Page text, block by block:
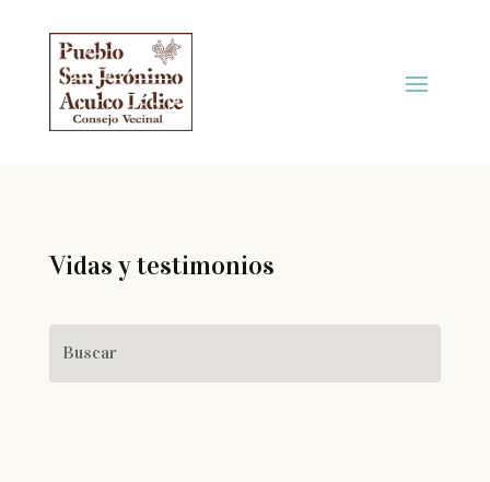
Vidas y testimonios